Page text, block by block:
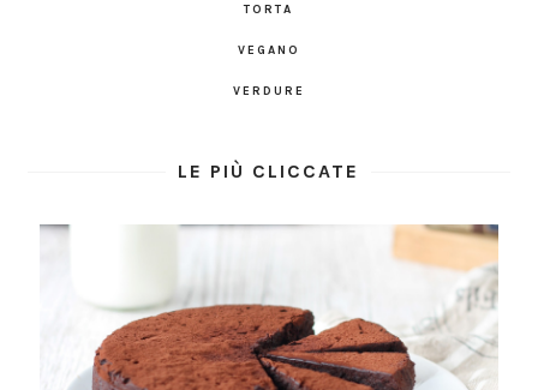
TORTA
VEGANO
VERDURE
LE PIÙ CLICCATE